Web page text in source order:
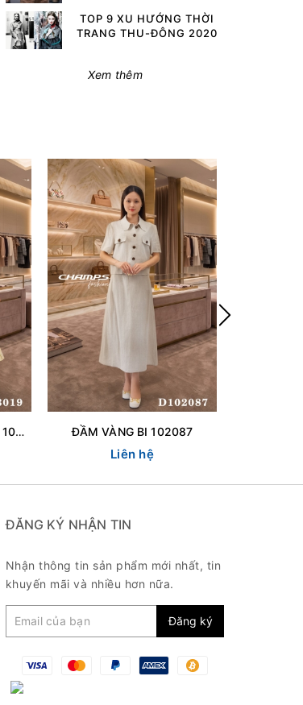
TOP 9 XU HƯỚNG THỜI
TRANG THU-ĐÔNG 2020
Xem thêm
ĐẦM VANG HOA NHÍ DN 103019 ĐẦM VÀNG BI 102087
Liên hệ
ĐĂNG KÝ NHẬN TIN
Nhận thông tin sản phẩm mới nhất, tin
khuyến mãi và nhiều hơn nữa.
Đăng ký